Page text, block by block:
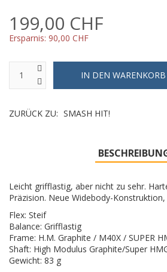
199,00 CHF
Ersparnis: 90,00 CHF
ZURÜCK ZU: SMASH HIT!
Leicht grifflastig, aber nicht zu sehr.
Präzision. Neue Widebody-
Flex: Steif
Balance: Grifflastig
Frame: H.M. Graphite / M40X / SUPER
Shaft: High Modulus Graphite/Super
Gewicht: 83 g